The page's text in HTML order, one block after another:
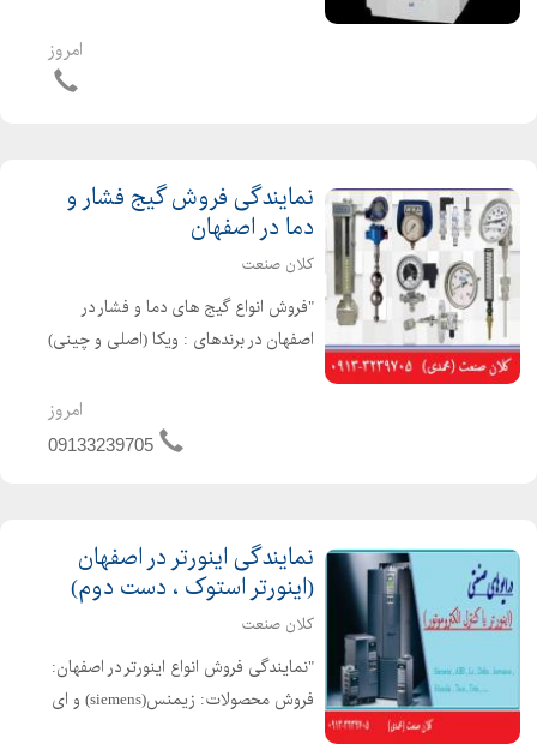
سال خدمات پس از فروش گروه بازرگانی
امروز
نمایندگی فروش گیج فشار و
دما در اصفهان
کلان صنعت
"فروش انواع گیج های دما و فشار در
اصفهان در برندهای : ویکا (اصلی و چینی)
روغنی و خشک به صورت : تابلویی یا
امروز
09133239705
نمایندگی اینورتر در اصفهان
(اینورتر استوک ، دست دوم)
کلان صنعت
"نمایندگی فروش انواع اینورتر در اصفهان:
فروش محصولات: زیمنس(siemens) و ای